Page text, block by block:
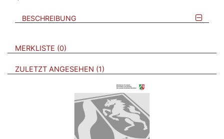
BESCHREIBUNG
VERWEISE AUF VERMERKTE- ODER ZULETZT ANGESEHENE
MERKLISTE 0 BROSCHÜREN
ZULETZT ANGESEHEN 1 BROSCHÜREN